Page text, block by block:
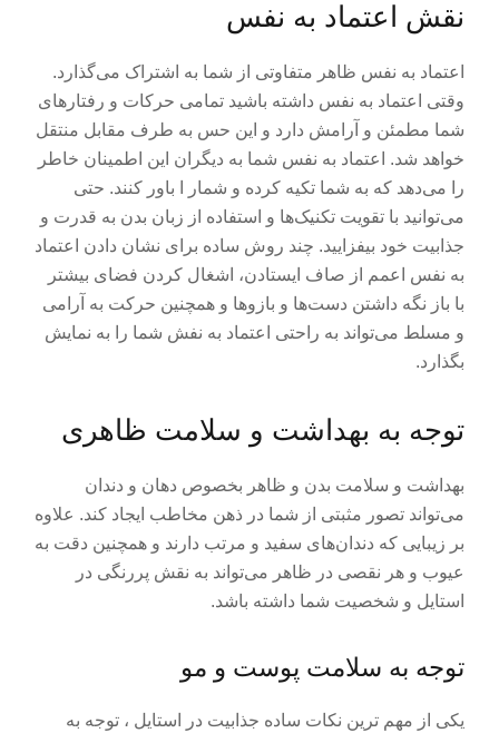
نقش اعتماد به نفس
اعتماد به نفس ظاهر متفاوتی از شما به اشتراک می‌گذارد.
وقتی اعتماد به نفس داشته باشید تمامی حرکات و رفتارهای
شما مطمئن و آرامش دارد و این حس به طرف مقابل منتقل
خواهد شد. اعتماد به نفس شما به دیگران این اطمینان خاطر
را می‌دهد که به شما تکیه کرده و شمار ا باور کنند. حتی
می‌توانید با تقویت تکنیک‌ها و استفاده از زبان بدن به قدرت و
جذابیت خود بیفزایید. چند روش ساده برای نشان دادن اعتماد
به نفس اعمم از صاف ایستادن، اشغال کردن فضای بیشتر
با باز نگه داشتن دست‌ها و بازوها و همچنین حرکت به آرامی
و مسلط می‌تواند به راحتی اعتماد به نفش شما را به نمایش
بگذارد.
توجه به بهداشت و سلامت ظاهری
بهداشت و سلامت بدن و ظاهر بخصوص دهان و دندان
می‌تواند تصور مثبتی از شما در ذهن مخاطب ایجاد کند. علاوه
بر زیبایی که دندان‌های سفید و مرتب دارند و همچنین دقت به
عیوب و هر نقصی در ظاهر می‌تواند به نقش پررنگی در
استایل و شخصیت شما داشته باشد.
توجه به سلامت پوست و مو
یکی از مهم ترین نکات ساده جذابیت در استایل ، توجه به